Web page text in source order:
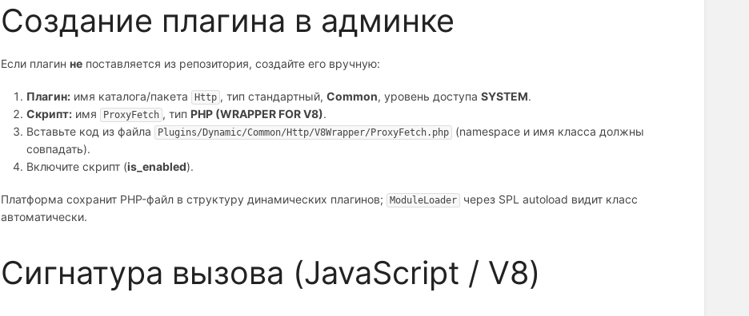
Создание плагина в админке
Если плагин не поставляется из репозитория, создайте его вручную:
Плагин: имя каталога/пакета Http , тип стандартный, Common, уровень доступа SYSTEM.
Скрипт: имя ProxyFetch , тип PHP (WRAPPER FOR V8).
Вставьте код из файла
Plugins/Dynamic/Common/Http/V8Wrapper/ProxyFetch.php
(namespace и имя класса должны
совпадать).
Включите скрипт (is_enabled).
Платформа сохранит PHP-файл в структуру динамических плагинов; ModuleLoader
через SPL autoload видит класс
автоматически.
Сигнатура вызова (JavaScript / V8)